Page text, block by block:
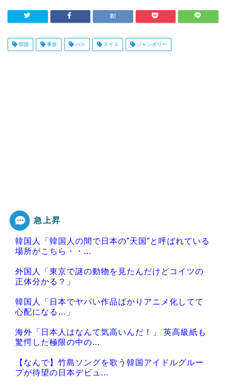
韓国 事故 バス スイス ジャンボリー
急上昇
韓国人「韓国人の間で日本の”天国”と呼ばれている
場所がこちら・・...
外国人「東京で謎の動物を見たんだけどコイツの
正体分かる？」
韓国人「日本でヤバい作品ばかりアニメ化してて
心配になる…」
海外「日本人はなんて気高いんだ！」 英高級紙も
驚愕した極限の中の...
【なんで】竹島ソングを歌う韓国アイドルグルー
プが待望の日本デビュ...